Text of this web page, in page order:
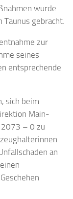
wurde
gebracht.
zur
seines
entsprechende
sich beim
Main-
– 0 zu
an